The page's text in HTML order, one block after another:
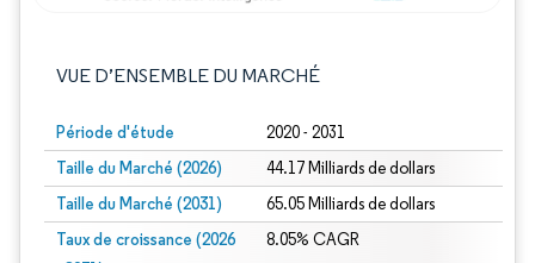
VUE D’ENSEMBLE DU MARCHÉ
Période d'étude 2020 - 2031
Taille du Marché (2026) 44.17 Milliards de dollars
Taille du Marché (2031) 65.05 Milliards de dollars
Taux de croissance (2026
8.05% CAGR